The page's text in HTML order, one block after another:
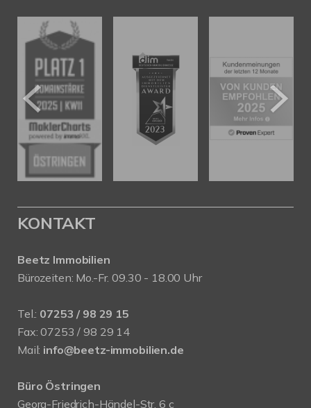
KONTAKT
Beetz Immobilien
Bürozeiten: Mo.-Fr. 09.30 - 18.00 Uhr
Tel.: 07253 / 98 29 15
Fax: 07253 / 98 29 14
Mail: info@beetz-immobilien.de
Büro Östringen
Georg-Friedrich-Händel-Str. 6 c